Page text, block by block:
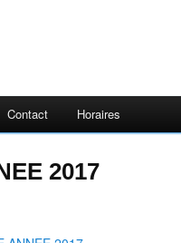
Contact Horaires
2017